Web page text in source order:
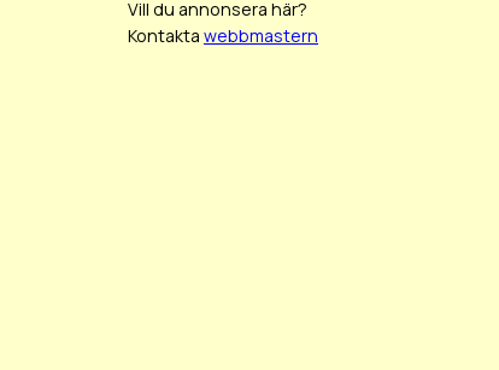
Vill du annonsera här?
Kontakta webbmastern